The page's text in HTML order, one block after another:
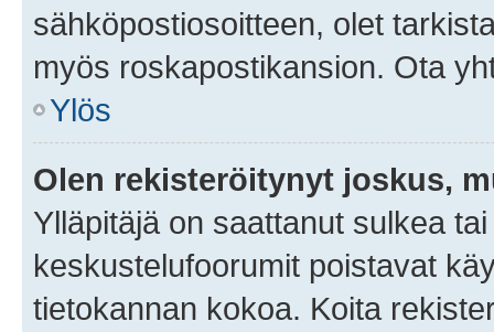
sähköpostiosoitteen, olet
myös roskapostikansion. Ota
Ylös
Olen rekisteröitynyt joskus,
Ylläpitäjä on saattanut sulkea
keskustelufoorumit poistavat
tietokannan kokoa. Koita